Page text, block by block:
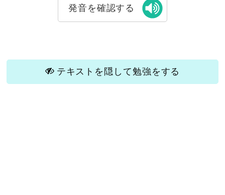
発音を確認する
テキストを隠して勉強をする